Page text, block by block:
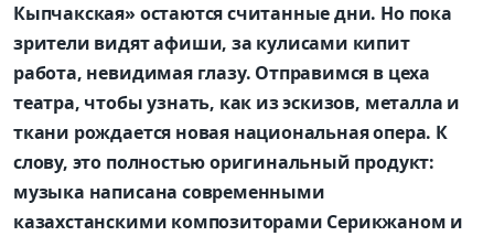
Кыпчакская» остаются считанные дни. Но пока
зрители видятафиши, за кулисами кипит
работа, невидимая глазу. Отправимся в цеха
театра, чтобы узнать, как из эскизов, металла и
ткани рождается новая национальная опера. К
слову, это полностью оригинальный продукт:
музыка написана современными
казахстанскими композиторами Серикжаном и